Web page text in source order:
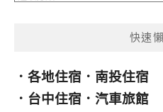
快速
． 各地住宿 ． 南投住宿
． 台中住宿 ． 汽車旅館